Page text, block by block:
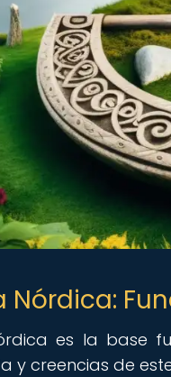
Nórdica:
es la base
y creencias de